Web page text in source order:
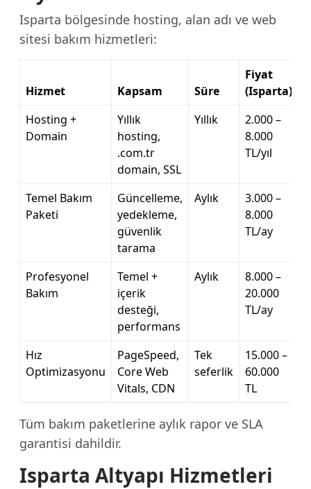
Isparta bölgesinde hosting, alan adı ve web
sitesi bakım hizmetleri:
Hizmet Kapsam Süre
Fiyat
(Isparta)
Hosting +
Domain
Yıllık
hosting,
.com.tr
domain, SSL
Yıllık
2.000 –
8.000
TL/yıl
Temel Bakım
Paketi
Güncelleme,
yedekleme,
güvenlik
tarama
Aylık
3.000 –
8.000
TL/ay
Profesyonel
Bakım
Temel +
içerik
desteği,
performans
Aylık
8.000 –
20.000
TL/ay
Hız
Optimizasyonu
PageSpeed,
Core Web
Vitals, CDN
Tek
seferlik
15.000 –
60.000
TL
Tüm bakım paketlerine aylık rapor ve SLA
garantisi dahildir.
Isparta Altyapı Hizmetleri